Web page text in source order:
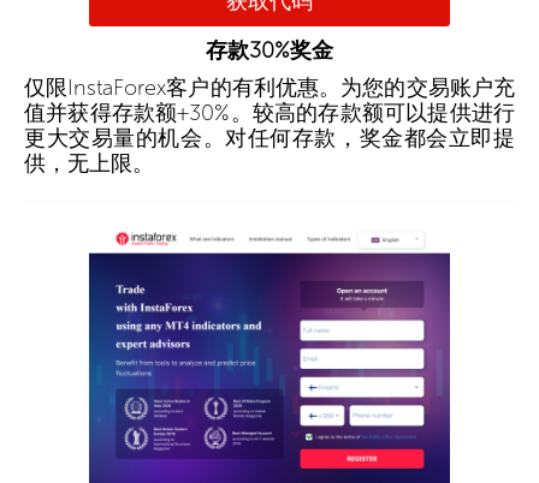
存款30%奖金
仅限InstaForex客户的有利优惠。为您的交易账户充
值并获得存款额+30%。较高的存款额可以提供进行
更大交易量的机会。对任何存款，奖金都会立即提
供，无上限。